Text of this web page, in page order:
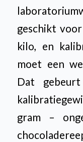
geschikt
kilo, en
moet een
Dat gebeurt
gram –